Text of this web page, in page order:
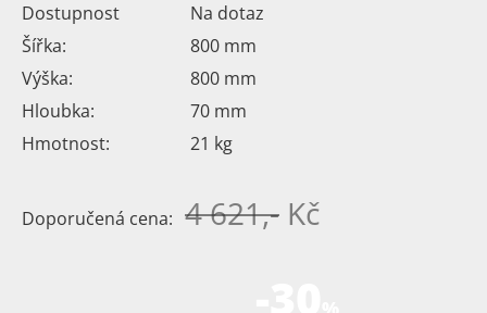
Dostupnost
Na dotaz
Šířka:
800 mm
Výška:
800 mm
Hloubka:
70 mm
Hmotnost:
21 kg
Doporučená cena: 4 621,- Kč